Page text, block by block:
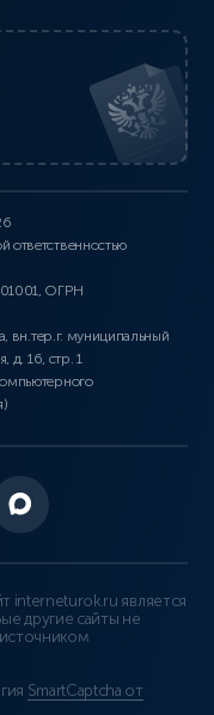
ОГРН
вн.тер.г. муниципальный
д. 16, стр. 1
interneturok.ru является
другие сайты не
SmartCaptcha от